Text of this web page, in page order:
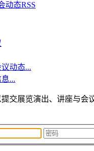
动态...
...
交展览演出、讲座与会